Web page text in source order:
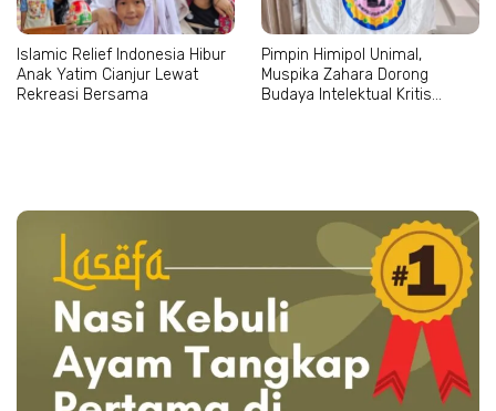
Islamic Relief Indonesia Hibur
Anak Yatim Cianjur Lewat
Rekreasi Bersama
Pimpin Himipol Unimal,
Muspika Zahara Dorong
Budaya Intelektual Kritis